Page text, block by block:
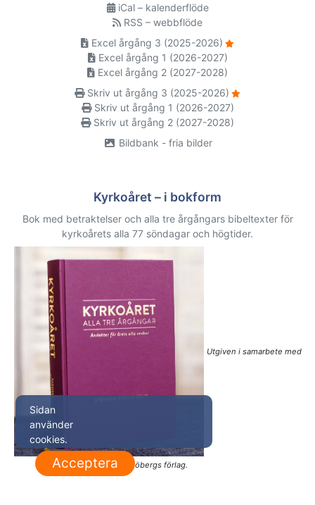
iCal – kalenderflöde
RSS – webbflöde
Excel årgång 3 (2025-2026)
Excel årgång 1 (2026-2027)
Excel årgång 2 (2027-2028)
Skriv ut årgång 3 (2025-2026)
Skriv ut årgång 1 (2026-2027)
Skriv ut årgång 2 (2027-2028)
Bildbank - fria bilder
Kyrkoåret – i bokform
Bok med betraktelser och alla tre årgångars bibeltexter för
kyrkoårets alla 77 söndagar och högtider.
Utgiven i samarbete med
Sjöbergs förlag.
Sidan
använder
cookies.
Acceptera